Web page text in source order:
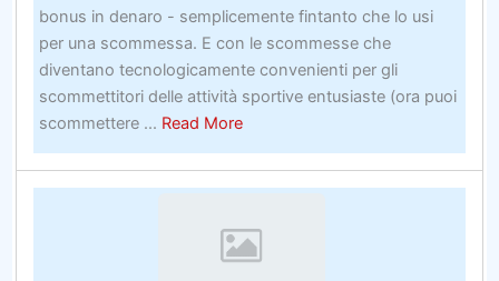
bonus in denaro - semplicemente fintanto che lo usi
per una scommessa. E con le scommesse che
diventano tecnologicamente convenienti per gli
scommettitori delle attività sportive entusiaste (ora puoi
scommettere ... Read Moreabout
Prime
5
Bookmakers